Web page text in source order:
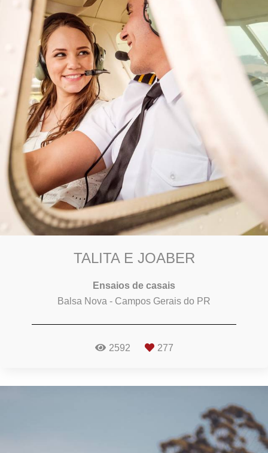
TALITA E JOABER
Ensaios de casais
Balsa Nova - Campos Gerais do PR
2592 277